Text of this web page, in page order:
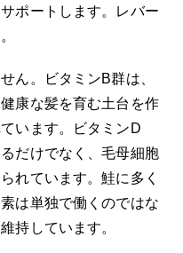
ポートします。レバー
ん。ビタミンB群は、
康な髪を育む土台を作
います。ビタミンD
だけでなく、毛母細胞
れています。鮭に多く
は単独で働くのではな
持しています。